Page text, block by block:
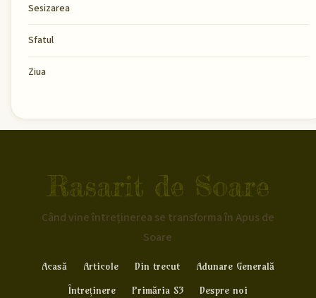
Sesizarea
Sfatul
Ziua
Rasarit de Soare
Când vine întreținerea se transforma în Apus de
Soare
Acasă Articole Din trecut
Adunare Generală
Întreținere
Primăria S3 Despre noi